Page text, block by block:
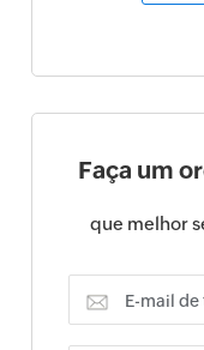
Faça um
que melhor
E-mail